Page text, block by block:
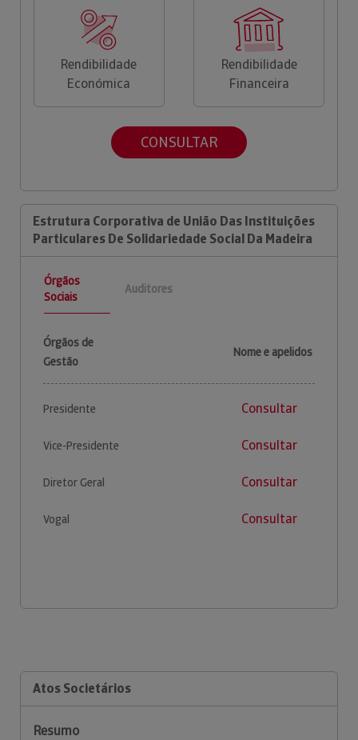
Rendibilidade
Económica
Rendibilidade
Financeira
CONSULTAR
Estrutura Corporativa de União Das Instituições
Particulares De Solidariedade Social Da Madeira
Órgãos
Sociais
Auditores
Órgãos de
Gestão
Nome e apelidos
Presidente Consultar
Vice-Presidente Consultar
Diretor Geral Consultar
Vogal Consultar
Atos Societários
Resumo